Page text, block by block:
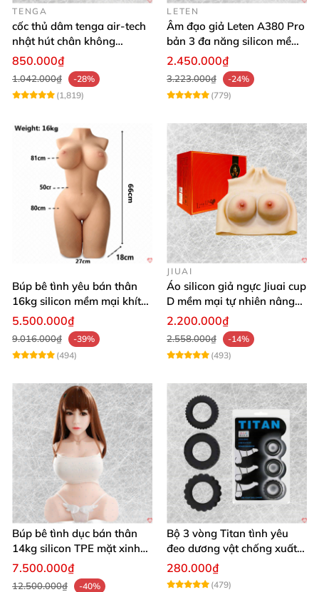
TENGA
cốc thủ dâm tenga air-tech
nhật hút chân không
silicone cao cấp nam
850.000₫
1.042.000₫
-28%
(1,819)
LETEN
Âm đạo giả Leten A380 Pro
bản 3 đa năng silicon mềm
mại
2.450.000₫
3.223.000₫
-24%
(779)
Búp bê tình yêu bán thân
16kg silicon mềm mại khít
hồng
5.500.000₫
9.016.000₫
-39%
(494)
JIUAI
Áo silicon giả ngực Jiuai cup
D mềm mại tự nhiên nâng
ngực
2.200.000₫
2.558.000₫
-14%
(493)
Búp bê tình dục bán thân
14kg silicon TPE mặt xinh
trắng hồng
7.500.000₫
12.500.000₫
-40%
Bộ 3 vòng Titan tình yêu
đeo dương vật chống xuất
tinh sớm chất liệu silicon y
tế
280.000₫
(479)